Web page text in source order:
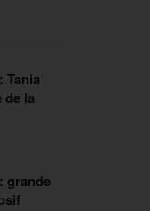
Tania
de la
grande